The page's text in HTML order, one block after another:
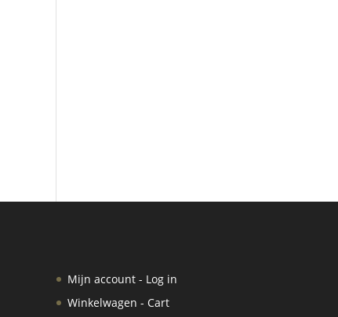
Mijn account - Log in
Winkelwagen - Cart